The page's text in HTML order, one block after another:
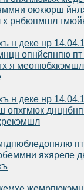
оюкюрш
рнбюпмшл
н деке нр
опнйспнпю
я
н деке нр
опхгмюк
яхяреле